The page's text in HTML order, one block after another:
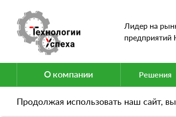
Лидер на
предприятий
О компании Решения
Продолжая использовать наш сайт, вы
Портфолио Санаторий "Джинал"